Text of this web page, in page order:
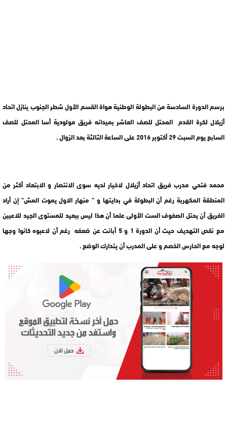
برسم الدورة السادسة من البطولة الوطنية هواة القسم الأول شطر الجنوب ينازل اتحاد
أزيلال لكرة القدم المحتل للصف العاشر بميدانه فريق مولودية أسا المحتل للصف
السابع يوم السبت 29 أكتوبر 2016 على الساعة الثالثة بعد الزوال .
محمد فتحي مدرب فريق اتحاد أزيلال لاخيار لديه سوى الانتصار و الابتعاد أكثر من
المنطقة المكهربة رغم أن البطولة في بدايتها و ” منهار الاول يموت المش” إن أراد
الفريق أن يحتل الصفوف الست الأولى علما أن هذا ليس ببعيد للمستوى الجيد للاعبين
مع نقص التهديف حيث أن الدورة 1 و 5 أبانت عن ضعفه رغم أن لاعبوه كانوا وجها
لوجه مع الحارس الخصم و على المدرب أن يتدارك الوضع .